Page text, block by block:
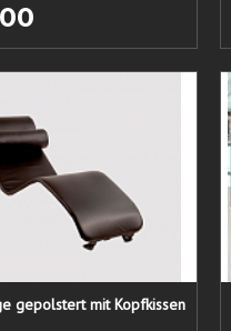
gepolstert mit Kopfkissen